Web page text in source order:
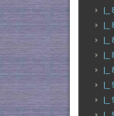
|_
|_
|_
|_
|_
|_
|_